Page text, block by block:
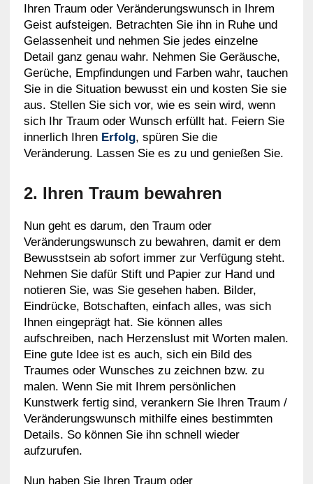
Ihren Traum oder Veränderungswunsch in Ihrem
Geist aufsteigen. Betrachten Sie ihn in Ruhe und
Gelassenheit und nehmen Sie jedes einzelne
Detail ganz genau wahr. Nehmen Sie Geräusche,
Gerüche, Empfindungen und Farben wahr, tauchen
Sie in die Situation bewusst ein und kosten Sie sie
aus. Stellen Sie sich vor, wie es sein wird, wenn
sich Ihr Traum oder Wunsch erfüllt hat. Feiern Sie
innerlich Ihren Erfolg, spüren Sie die
Veränderung. Lassen Sie es zu und genießen Sie.
2. Ihren Traum bewahren
Nun geht es darum, den Traum oder
Veränderungswunsch zu bewahren, damit er dem
Bewusstsein ab sofort immer zur Verfügung steht.
Nehmen Sie dafür Stift und Papier zur Hand und
notieren Sie, was Sie gesehen haben. Bilder,
Eindrücke, Botschaften, einfach alles, was sich
Ihnen eingeprägt hat. Sie können alles
aufschreiben, nach Herzenslust mit Worten malen.
Eine gute Idee ist es auch, sich ein Bild des
Traumes oder Wunsches zu zeichnen bzw. zu
malen. Wenn Sie mit Ihrem persönlichen
Kunstwerk fertig sind, verankern Sie Ihren Traum /
Veränderungswunsch mithilfe eines bestimmten
Details. So können Sie ihn schnell wieder
aufzurufen.
Nun haben Sie Ihren Traum oder